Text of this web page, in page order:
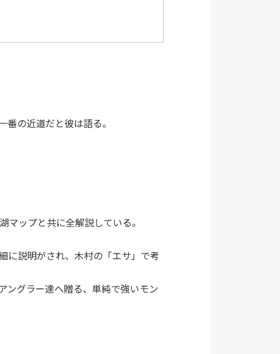
の近道だと彼は語る。
ップと共に全解説している。
に説明がされ、木村の「エサ」で考
ングラー達へ贈る、単純で強いモン